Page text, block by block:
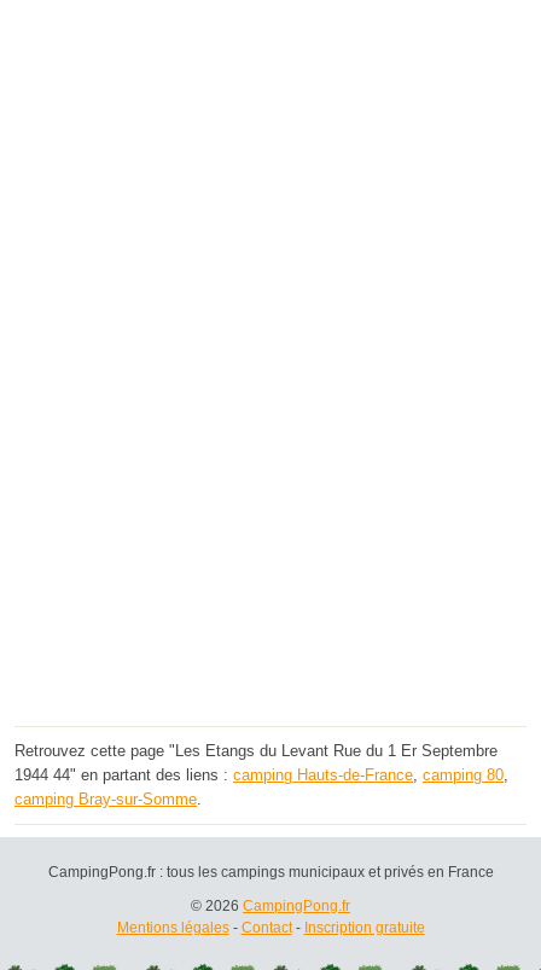
Retrouvez cette page "Les Etangs du Levant Rue du 1 Er Septembre
1944 44" en partant des liens : camping Hauts-de-France, camping 80,
camping Bray-sur-Somme.
CampingPong.fr : tous les campings municipaux et privés en France
© 2026 CampingPong.fr
Mentions légales- Contact- Inscription gratuite